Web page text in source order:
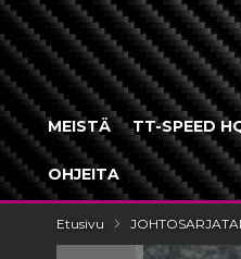
MEISTÄ TT-SPEED
OHJEITA
Etusivu